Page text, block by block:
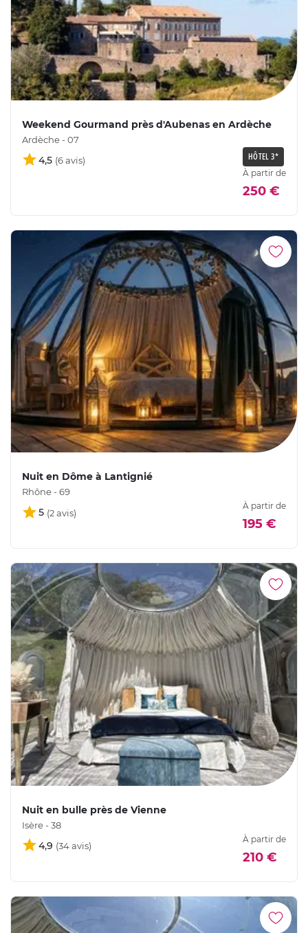
Weekend Gourmand près d'Aubenas en Ardèche
Ardèche - 07
4,5 HÔTEL 3*
À partir de
250 €
Nuit en Dôme à Lantignié
Rhône - 69
5
À partir de
195 €
Nuit en bulle près de Vienne
Isère - 38
4,9
À partir de
210 €